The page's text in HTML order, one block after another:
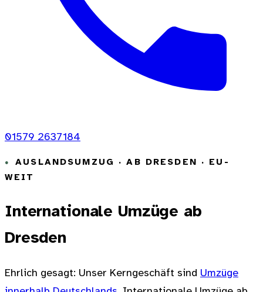
01579 2637184
AUSLANDSUMZUG · AB DRESDEN · EU-
WEIT
Internationale Umzüge ab
Dresden
Ehrlich gesagt: Unser Kerngeschäft sind Umzüge